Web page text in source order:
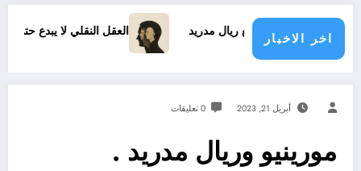
اخر الاخبار
الجديد مع ريال مدريد العقل النقلي لا يبدع حتى في تجارب
أبريل 21, 2023 0 تعليقات
مورينيو وريال مدريد .